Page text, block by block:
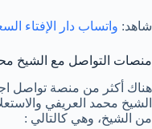
شاهد: واتساب دار الإفتاء
منصات التواصل مع الشيخ
هناك أكثر من منصة تواصل
الشيخ محمد العريفي
من الشيخ، وهي كالتالي :